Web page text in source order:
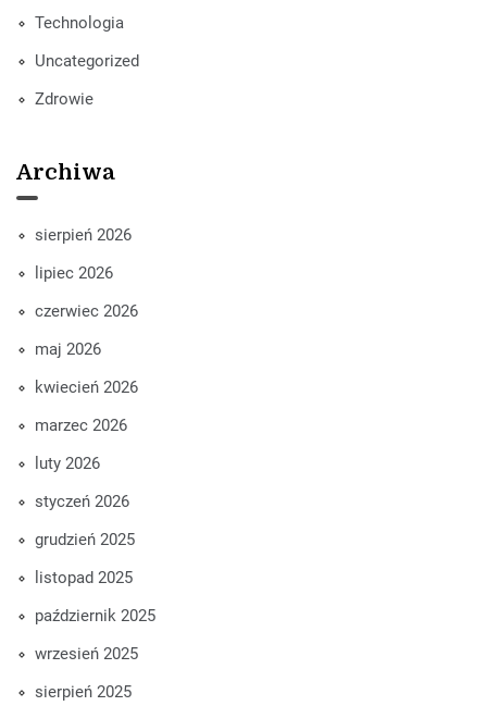
Technologia
Uncategorized
Zdrowie
Archiwa
sierpień 2026
lipiec 2026
czerwiec 2026
maj 2026
kwiecień 2026
marzec 2026
luty 2026
styczeń 2026
grudzień 2025
listopad 2025
październik 2025
wrzesień 2025
sierpień 2025